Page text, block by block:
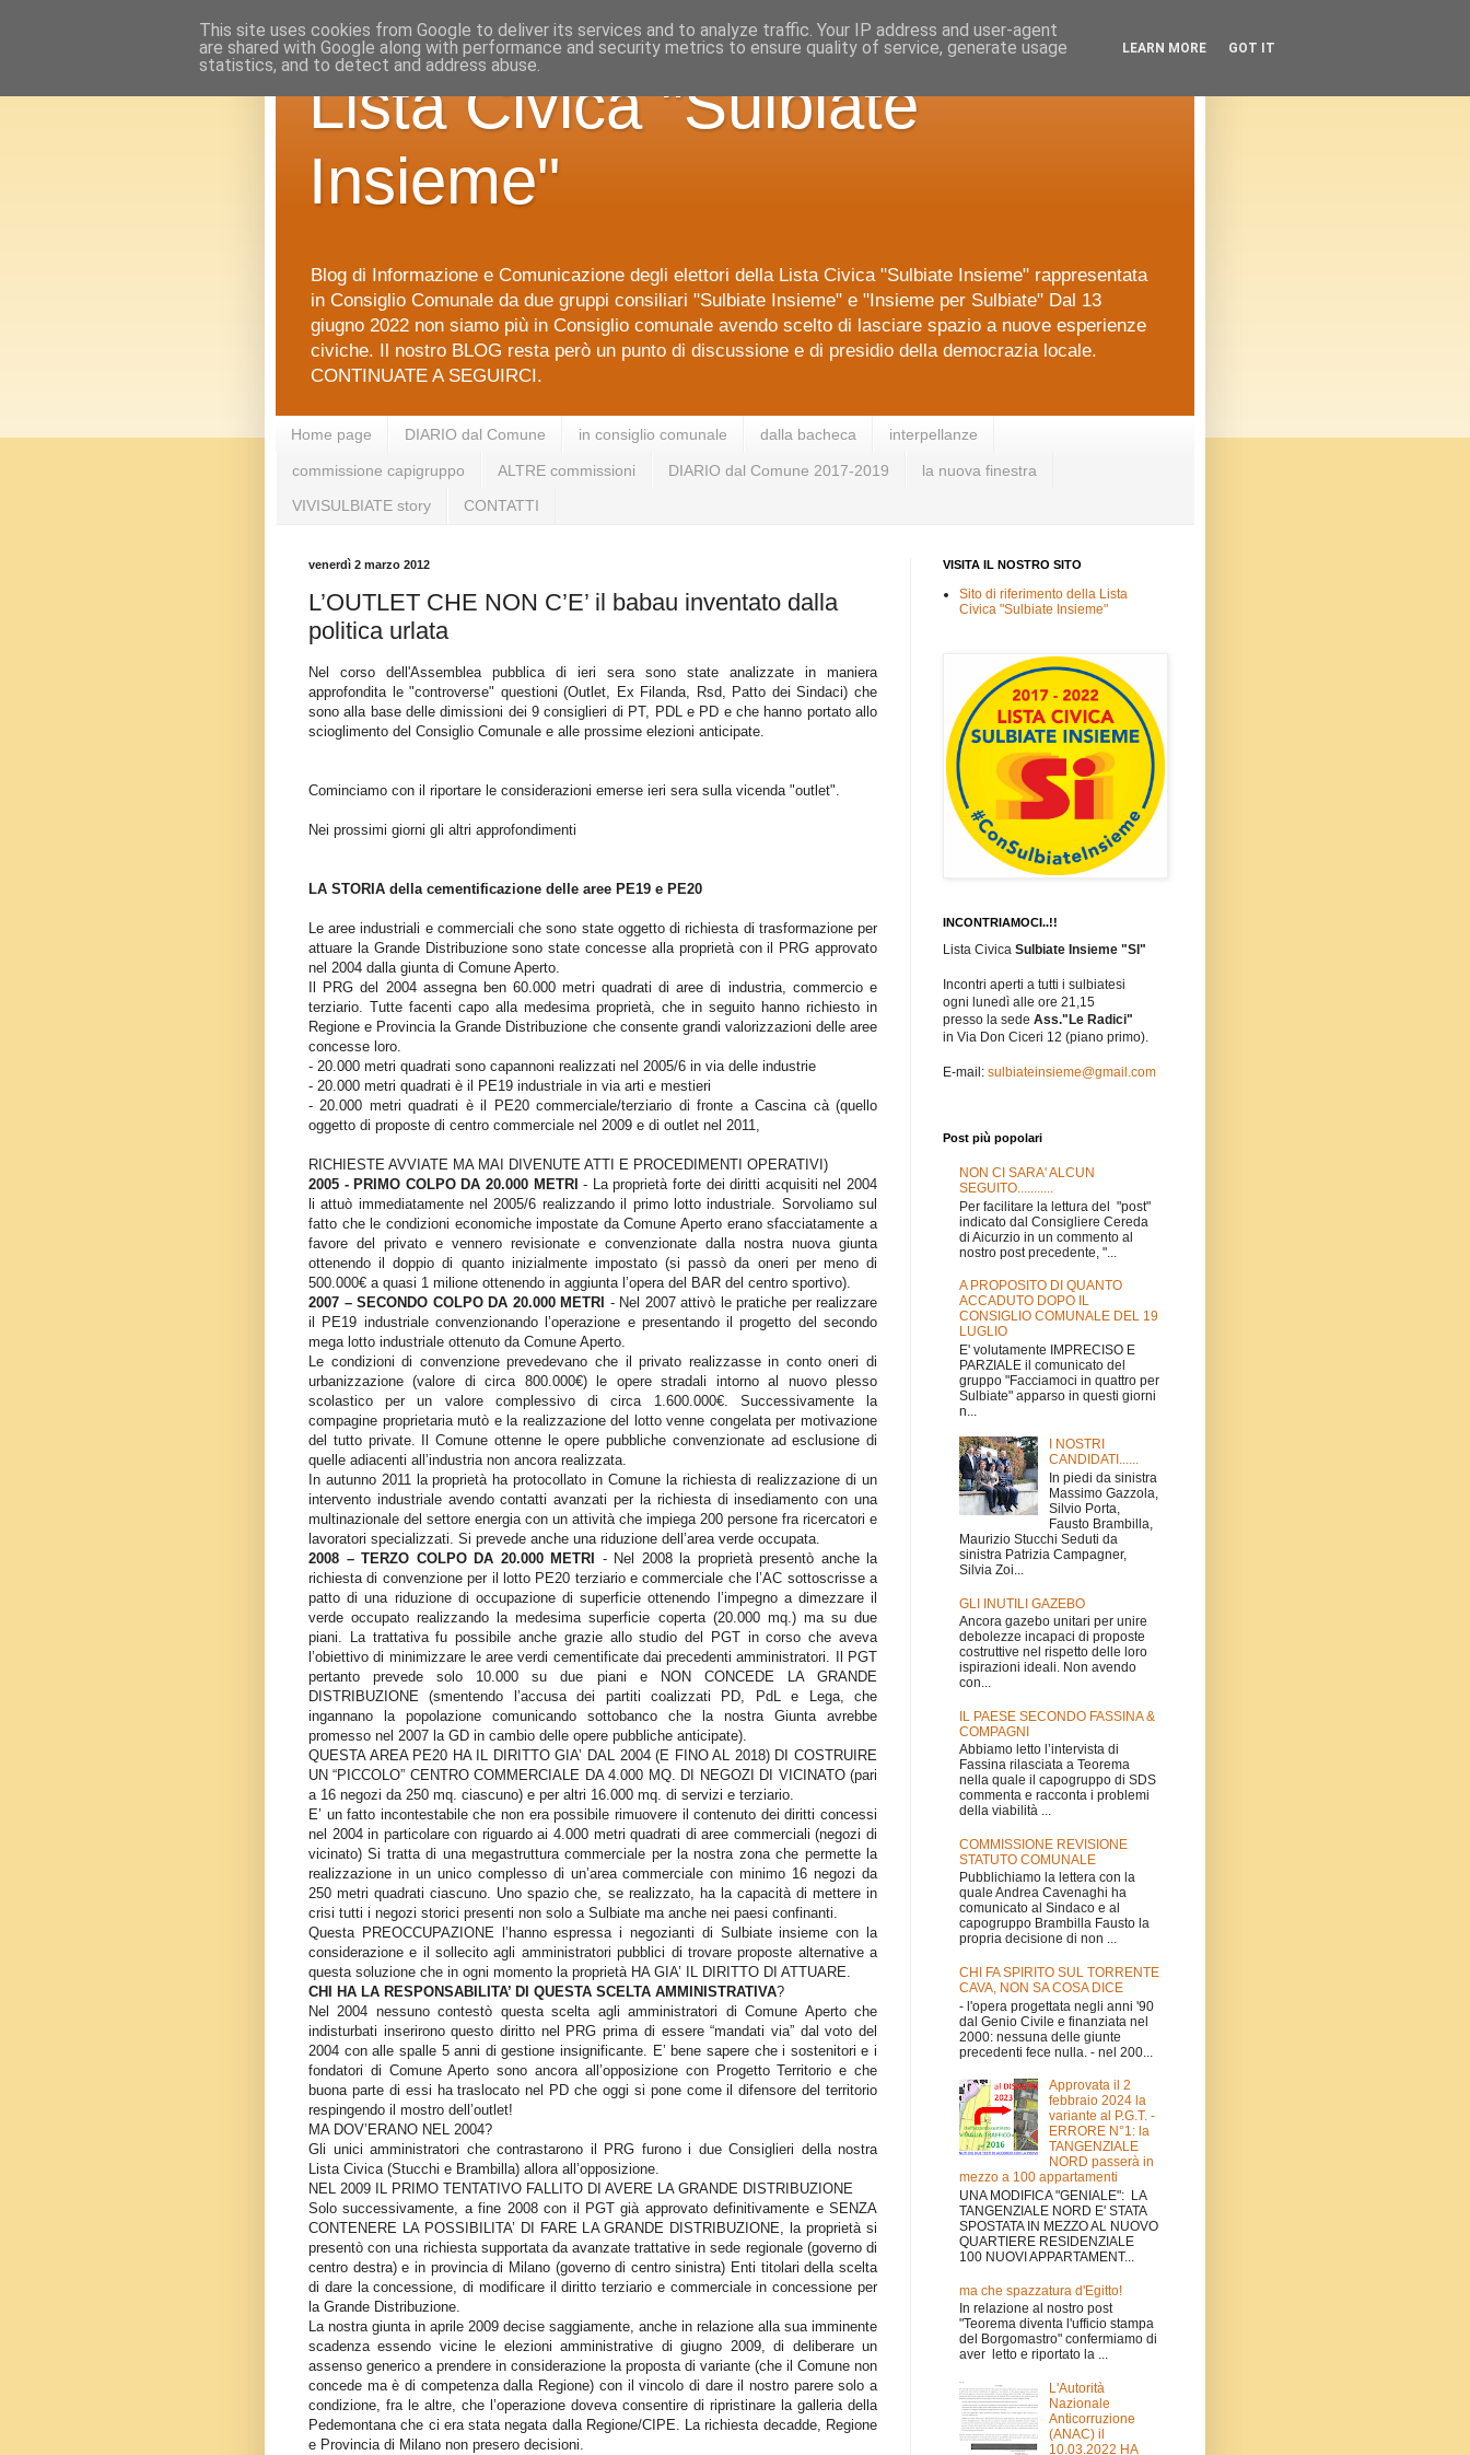
Lista Civica "Sulbiate
Insieme"
Blog di Informazione e Comunicazione degli elettori della Lista Civica "Sulbiate Insieme" rappresentata
in Consiglio Comunale da due gruppi consiliari "Sulbiate Insieme" e "Insieme per Sulbiate" Dal 13
giugno 2022 non siamo più in Consiglio comunale avendo scelto di lasciare spazio a nuove esperienze
civiche. Il nostro BLOG resta però un punto di discussione e di presidio della democrazia locale.
CONTINUATE A SEGUIRCI.
Home page DIARIO dal Comune in consiglio comunale dalla bacheca interpellanze
commissione capigruppo ALTRE commissioni DIARIO dal Comune 2017-2019 la nuova finestra
VIVISULBIATE story CONTATTI
venerdì 2 marzo 2012
L’OUTLET CHE NON C’E’ il babau inventato dalla
politica urlata
Nel corso dell'Assemblea pubblica di ieri sera sono state analizzate in maniera
approfondita le "controverse" questioni (Outlet, Ex Filanda, Rsd, Patto dei Sindaci) che
sono alla base delle dimissioni dei 9 consiglieri di PT, PDL e PD e che hanno portato allo
scioglimento del Consiglio Comunale e alle prossime elezioni anticipate.
Cominciamo con il riportare le considerazioni emerse ieri sera sulla vicenda "outlet".
Nei prossimi giorni gli altri approfondimenti
LA STORIA della cementificazione delle aree PE19 e PE20
Le aree industriali e commerciali che sono state oggetto di richiesta di trasformazione per
attuare la Grande Distribuzione sono state concesse alla proprietà con il PRG approvato
nel 2004 dalla giunta di Comune Aperto.
Il PRG del 2004 assegna ben 60.000 metri quadrati di aree di industria, commercio e
terziario. Tutte facenti capo alla medesima proprietà, che in seguito hanno richiesto in
Regione e Provincia la Grande Distribuzione che consente grandi valorizzazioni delle aree
concesse loro.
- 20.000 metri quadrati sono capannoni realizzati nel 2005/6 in via delle industrie
- 20.000 metri quadrati è il PE19 industriale in via arti e mestieri
- 20.000 metri quadrati è il PE20 commerciale/terziario di fronte a Cascina cà (quello
oggetto di proposte di centro commerciale nel 2009 e di outlet nel 2011,
RICHIESTE AVVIATE MA MAI DIVENUTE ATTI E PROCEDIMENTI OPERATIVI)
2005 - PRIMO COLPO DA 20.000 METRI - La proprietà forte dei diritti acquisiti nel 2004
li attuò immediatamente nel 2005/6 realizzando il primo lotto industriale. Sorvoliamo sul
fatto che le condizioni economiche impostate da Comune Aperto erano sfacciatamente a
favore del privato e vennero revisionate e convenzionate dalla nostra nuova giunta
ottenendo il doppio di quanto inizialmente impostato (si passò da oneri per meno di
500.000€ a quasi 1 milione ottenendo in aggiunta l’opera del BAR del centro sportivo).
2007 – SECONDO COLPO DA 20.000 METRI - Nel 2007 attivò le pratiche per realizzare
il PE19 industriale convenzionando l’operazione e presentando il progetto del secondo
mega lotto industriale ottenuto da Comune Aperto.
Le condizioni di convenzione prevedevano che il privato realizzasse in conto oneri di
urbanizzazione (valore di circa 800.000€) le opere stradali intorno al nuovo plesso
scolastico per un valore complessivo di circa 1.600.000€. Successivamente la
compagine proprietaria mutò e la realizzazione del lotto venne congelata per motivazione
del tutto private. Il Comune ottenne le opere pubbliche convenzionate ad esclusione di
quelle adiacenti all’industria non ancora realizzata.
In autunno 2011 la proprietà ha protocollato in Comune la richiesta di realizzazione di un
intervento industriale avendo contatti avanzati per la richiesta di insediamento con una
multinazionale del settore energia con un attività che impiega 200 persone fra ricercatori e
lavoratori specializzati. Si prevede anche una riduzione dell’area verde occupata.
2008 – TERZO COLPO DA 20.000 METRI
- Nel 2008 la proprietà presentò anche la
richiesta di convenzione per il lotto PE20 terziario e commerciale che l’AC sottoscrisse a
patto di una riduzione di occupazione di superficie ottenendo l’impegno a dimezzare il
verde occupato realizzando la medesima superficie coperta (20.000 mq.) ma su due
piani. La trattativa fu possibile anche grazie allo studio del PGT in corso che aveva
l’obiettivo di minimizzare le aree verdi cementificate dai precedenti amministratori. Il PGT
pertanto prevede solo 10.000 su due piani e NON CONCEDE LA GRANDE
DISTRIBUZIONE (smentendo l’accusa dei partiti coalizzati PD, PdL e Lega, che
ingannano la popolazione comunicando sottobanco che la nostra Giunta avrebbe
promesso nel 2007 la GD in cambio delle opere pubbliche anticipate).
QUESTA AREA PE20 HA IL DIRITTO GIA’ DAL 2004 (E FINO AL 2018) DI COSTRUIRE
UN “PICCOLO” CENTRO COMMERCIALE DA 4.000 MQ. DI NEGOZI DI VICINATO (pari
a 16 negozi da 250 mq. ciascuno) e per altri 16.000 mq. di servizi e terziario.
E’ un fatto incontestabile che non era possibile rimuovere il contenuto dei diritti concessi
nel 2004 in particolare con riguardo ai 4.000 metri quadrati di aree commerciali (negozi di
vicinato) Si tratta di una megastruttura commerciale per la nostra zona che permette la
realizzazione in un unico complesso di un’area commerciale con minimo 16 negozi da
250 metri quadrati ciascuno. Uno spazio che, se realizzato, ha la capacità di mettere in
crisi tutti i negozi storici presenti non solo a Sulbiate ma anche nei paesi confinanti.
Questa PREOCCUPAZIONE l’hanno espressa i negozianti di Sulbiate insieme con la
considerazione e il sollecito agli amministratori pubblici di trovare proposte alternative a
questa soluzione che in ogni momento la proprietà HA GIA’ IL DIRITTO DI ATTUARE.
CHI HA LA RESPONSABILITA’ DI QUESTA SCELTA AMMINISTRATIVA?
Nel 2004 nessuno contestò questa scelta agli amministratori di Comune Aperto che
indisturbati inserirono questo diritto nel PRG prima di essere “mandati via” dal voto del
2004 con alle spalle 5 anni di gestione insignificante. E’ bene sapere che i sostenitori e i
fondatori di Comune Aperto sono ancora all’opposizione con Progetto Territorio e che
buona parte di essi ha traslocato nel PD che oggi si pone come il difensore del territorio
respingendo il mostro dell’outlet!
MA DOV’ERANO NEL 2004?
Gli unici amministratori che contrastarono il PRG furono i due Consiglieri della nostra
Lista Civica (Stucchi e Brambilla) allora all’opposizione.
NEL 2009 IL PRIMO TENTATIVO FALLITO DI AVERE LA GRANDE DISTRIBUZIONE
Solo successivamente, a fine 2008 con il PGT già approvato definitivamente e SENZA
CONTENERE LA POSSIBILITA’ DI FARE LA GRANDE DISTRIBUZIONE, la proprietà si
presentò con una richiesta supportata da avanzate trattative in sede regionale (governo di
centro destra) e in provincia di Milano (governo di centro sinistra) Enti titolari della scelta
di dare la concessione, di modificare il diritto terziario e commerciale in concessione per
la Grande Distribuzione.
La nostra giunta in aprile 2009 decise saggiamente, anche in relazione alla sua imminente
scadenza essendo vicine le elezioni amministrative di giugno 2009, di deliberare un
assenso generico a prendere in considerazione la proposta di variante (che il Comune non
concede ma è di competenza dalla Regione) con il vincolo di dare il nostro parere solo a
condizione, fra le altre, che l’operazione doveva consentire di ripristinare la galleria della
Pedemontana che ci era stata negata dalla Regione/CIPE. La richiesta decadde, Regione
e Provincia di Milano non presero decisioni.
VISITA IL NOSTRO SITO
Sito di riferimento della Lista
Civica "Sulbiate Insieme"
INCONTRIAMOCI..!!
Lista Civica Sulbiate Insieme "SI"
Incontri aperti a tutti i sulbiatesi
ogni lunedì alle ore 21,15
presso la sede Ass."Le Radici"
in Via Don Ciceri 12 (piano primo).
E-mail: sulbiateinsieme@gmail.com
Post più popolari
NON CI SARA' ALCUN
SEGUITO...........
Per facilitare la lettura del "post"
indicato dal Consigliere Cereda
di Aicurzio in un commento al
nostro post precedente, "...
A PROPOSITO DI QUANTO
ACCADUTO DOPO IL
CONSIGLIO COMUNALE DEL 19
LUGLIO
E' volutamente IMPRECISO E
PARZIALE il comunicato del
gruppo "Facciamoci in quattro per
Sulbiate" apparso in questi giorni
n...
I NOSTRI
CANDIDATI......
In piedi da sinistra
Massimo Gazzola,
Silvio Porta,
Fausto Brambilla,
Maurizio Stucchi Seduti da
sinistra Patrizia Campagner,
Silvia Zoi...
GLI INUTILI GAZEBO
Ancora gazebo unitari per unire
debolezze incapaci di proposte
costruttive nel rispetto delle loro
ispirazioni ideali. Non avendo
con...
IL PAESE SECONDO FASSINA &
COMPAGNI
Abbiamo letto l’intervista di
Fassina rilasciata a Teorema
nella quale il capogruppo di SDS
commenta e racconta i problemi
della viabilità ...
COMMISSIONE REVISIONE
STATUTO COMUNALE
Pubblichiamo la lettera con la
quale Andrea Cavenaghi ha
comunicato al Sindaco e al
capogruppo Brambilla Fausto la
propria decisione di non ...
CHI FA SPIRITO SUL TORRENTE
CAVA, NON SA COSA DICE
- l'opera progettata negli anni '90
dal Genio Civile e finanziata nel
2000: nessuna delle giunte
precedenti fece nulla. - nel 200...
Approvata il 2
febbraio 2024 la
variante al P.G.T. -
ERRORE N°1: la
TANGENZIALE
NORD passerà in
mezzo a 100 appartamenti
UNA MODIFICA "GENIALE": LA
TANGENZIALE NORD E' STATA
SPOSTATA IN MEZZO AL NUOVO
QUARTIERE RESIDENZIALE
100 NUOVI APPARTAMENT...
ma che spazzatura d'Egitto!
In relazione al nostro post
"Teorema diventa l'ufficio stampa
del Borgomastro" confermiamo di
aver letto e riportato la ...
L'Autorità
Nazionale
Anticorruzione
(ANAC) il
10.03.2022 HA
This site uses cookies from Google to deliver its services and to analyze traffic. Your IP address and user-agent
are shared with Google along with performance and security metrics to ensure quality of service, generate usage
statistics, and to detect and address abuse.
LEARN MORE GOT IT